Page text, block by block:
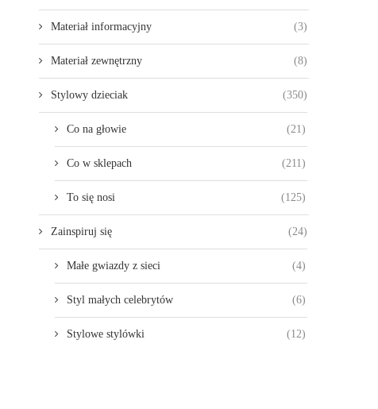
Materiał informacyjny (3)
Materiał zewnętrzny (8)
Stylowy dzieciak (350)
Co na głowie (21)
Co w sklepach (211)
To się nosi (125)
Zainspiruj się (24)
Małe gwiazdy z sieci (4)
Styl małych celebrytów (6)
Stylowe stylówki (12)